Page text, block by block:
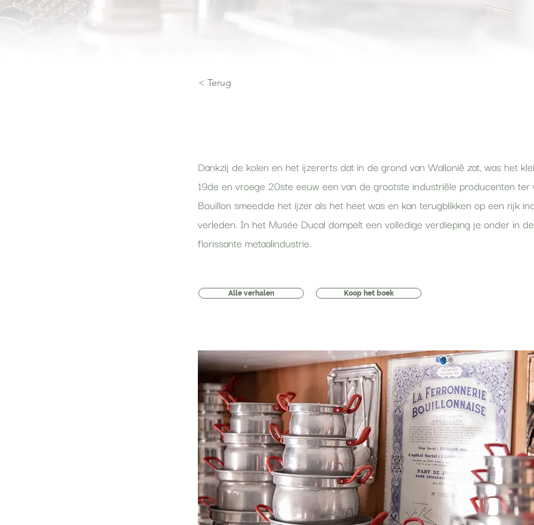
< Terug
Dankzij de kolen en het ijzererts dat in de grond van Wallonië zat, was het
19de en vroege 20ste eeuw een van de grootste industriële producenten ter
Bouillon smeedde het ijzer als het heet was en kan terugblikken op een rijk
verleden. In het Musée Ducal dompelt een volledige verdieping je onder in
florissante metaalindustrie.
Alle verhalen Koop het boek